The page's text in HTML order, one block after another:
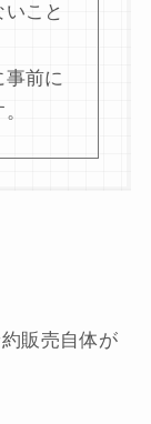
こと
事前に
販売自体が